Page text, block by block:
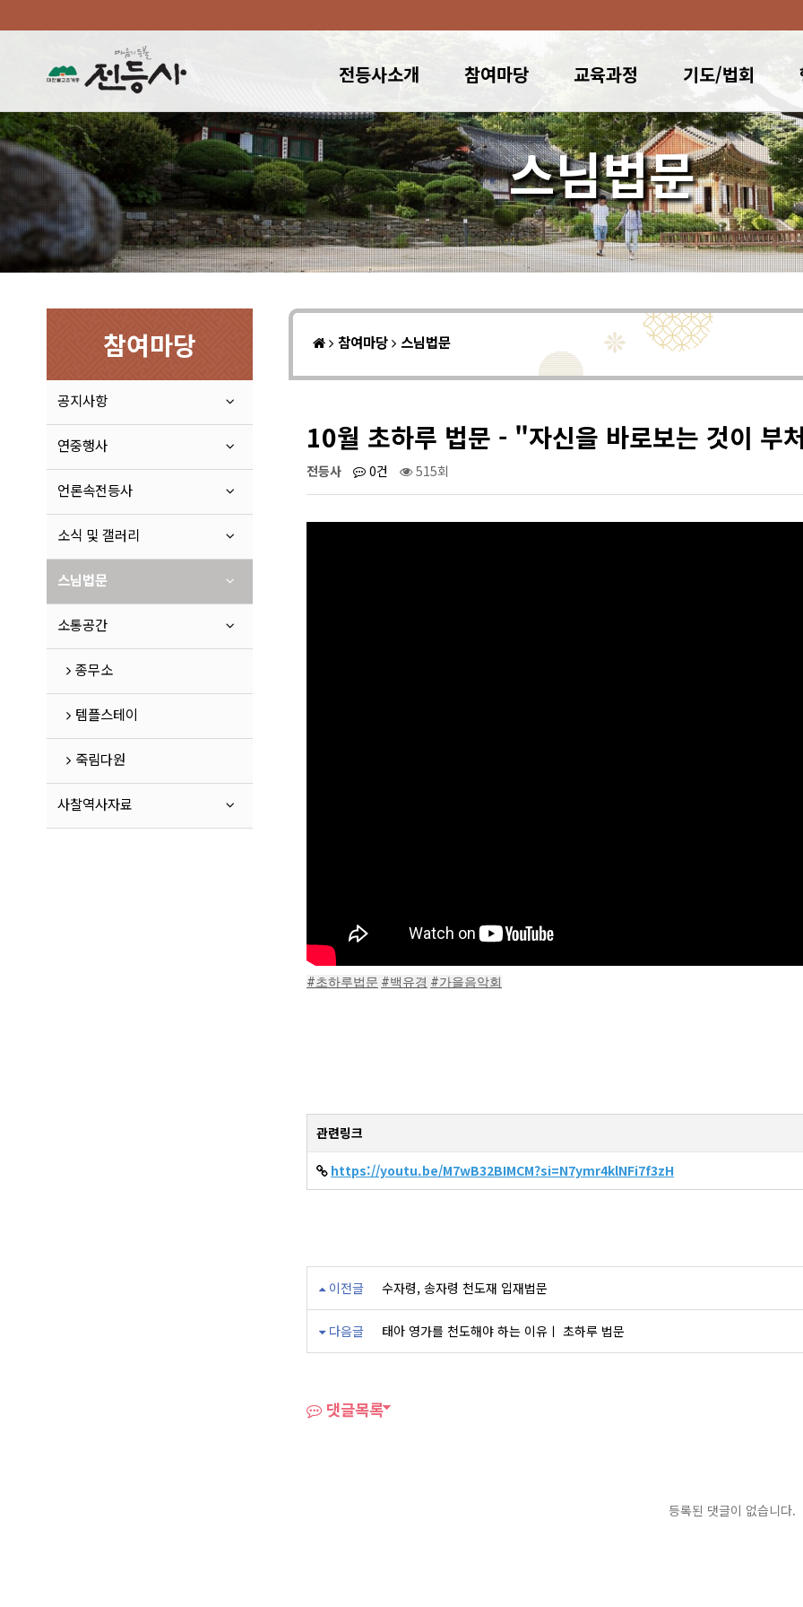
전등사소개 참여마당 교육과정 기도/법회
스님법문
참여마당
공지사항
연중행사
언론속전등사
소식 및 갤러리
스님법문
소통공간
종무소
템플스테이
죽림다원
사찰역사자료
참여마당 스님법문
10월 초하루 법문 - "자신을 바로보는 것이 부
전등사 0건 515회
#초하루법문 #백유경 #가을음악회
관련링크
https://youtu.be/M7wB32BIMCM?si=N7ymr4klNFi7f3zH
이전글 수자령, 송자령 천도재 입재법문
다음글 태아 영가를 천도해야 하는 이유ㅣ 초하루 법문
댓글목록
등록된 댓글이 없습니다.